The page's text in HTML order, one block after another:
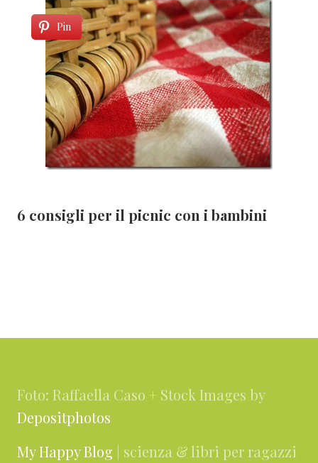
Pin
6 consigli per il picnic con i bambini
Foto: Raffaella Caso + Stock Images by
Depositphotos
My Happy Blog | scienza & libri per ragazzi